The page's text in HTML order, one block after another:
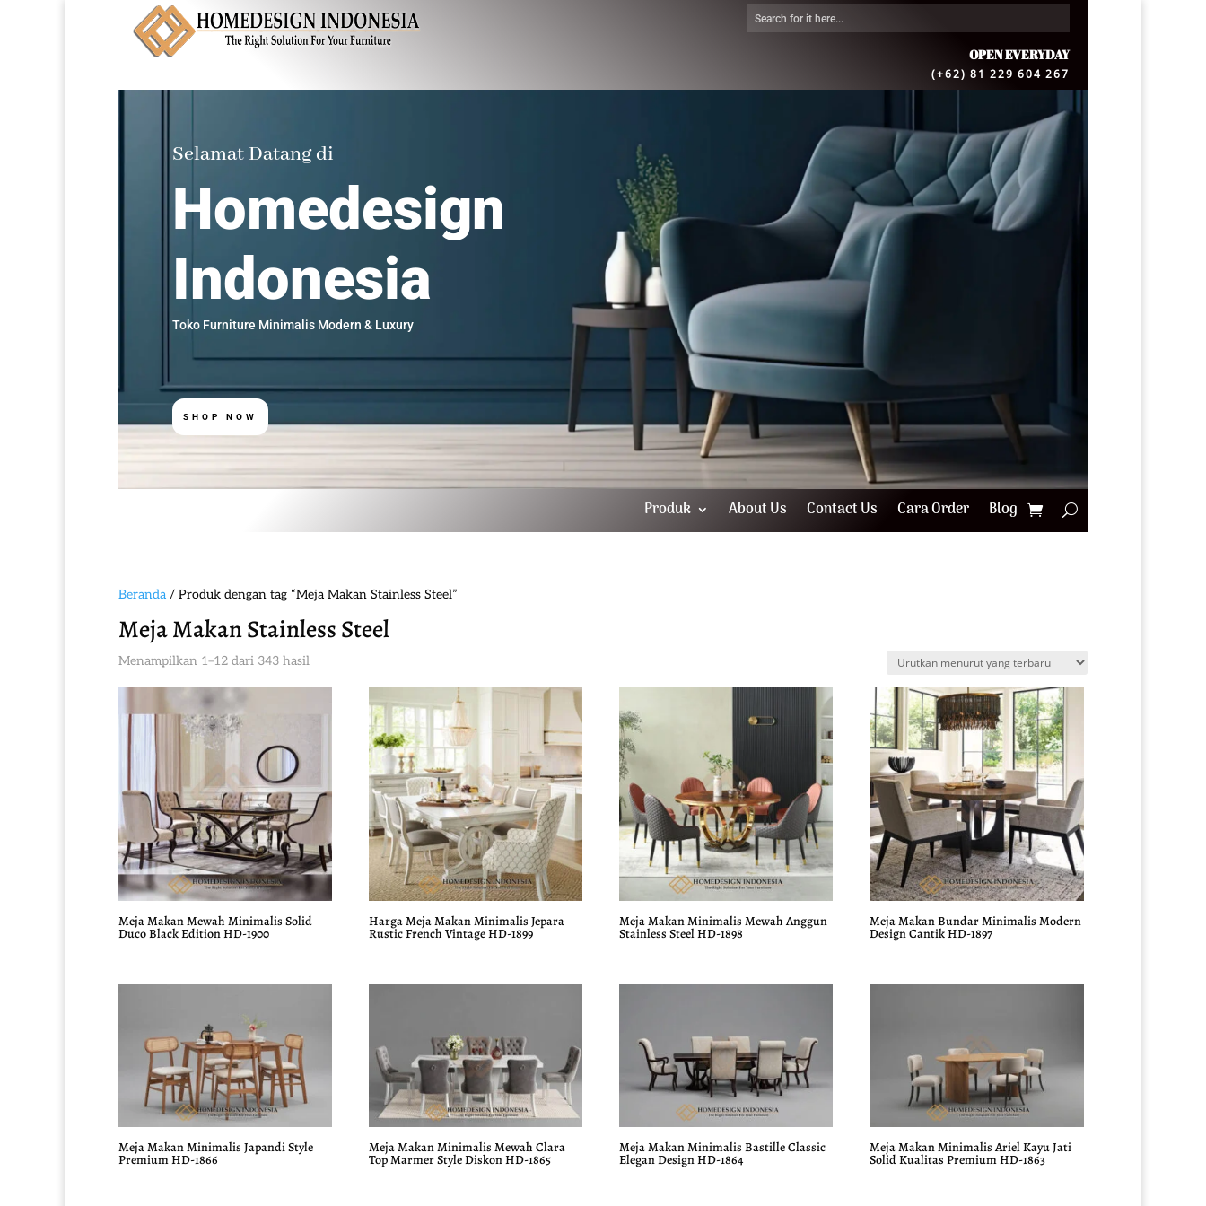
OPEN EVERYDAY
(+62) 81 229 604 267
Selamat Datang di
Homedesign
Indonesia
Toko Furniture Minimalis Modern & Luxury
SHOP NOW
Produk About Us Contact Us Cara Order Blog
Beranda / Produk dengan tag “Meja Makan Stainless Steel”
Meja Makan Stainless Steel
Menampilkan 1–12 dari 343 hasil
Meja Makan Mewah Minimalis Solid
Duco Black Edition HD-1900
Harga Meja Makan Minimalis Jepara
Rustic French Vintage HD-1899
Meja Makan Minimalis Mewah Anggun
Stainless Steel HD-1898
Meja Makan Bundar Minimalis Modern
Design Cantik HD-1897
Meja Makan Minimalis Japandi Style
Premium HD-1866
Meja Makan Minimalis Mewah Clara
Top Marmer Style Diskon HD-1865
Meja Makan Minimalis Bastille Classic
Elegan Design HD-1864
Meja Makan Minimalis Ariel Kayu Jati
Solid Kualitas Premium HD-1863